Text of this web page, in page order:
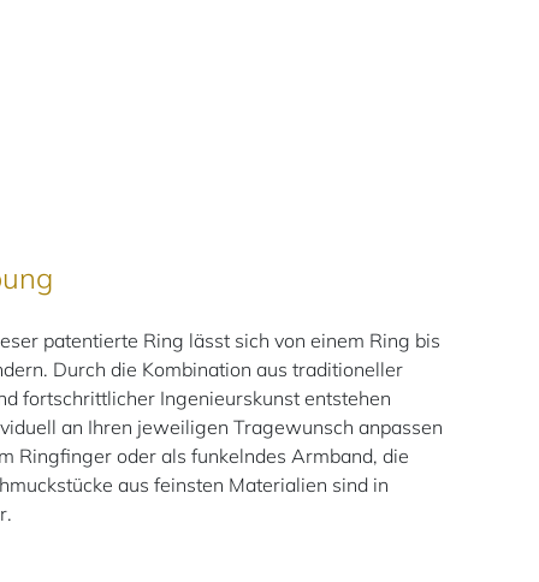
patentierte Ring lässt sich von einem Ring bis
Durch die Kombination aus traditioneller
fortschrittlicher Ingenieurskunst entstehen
an Ihren jeweiligen Tragewunsch anpassen
Ringfinger oder als funkelndes Armband, die
aus feinsten Materialien sind in